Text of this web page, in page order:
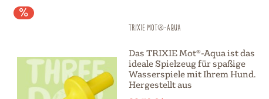
TRIXIE Mot®-Aqua
Das TRIXIE Mot®-Aqua ist das
ideale Spielzeug für spaßige
Wasserspiele mit Ihrem Hund.
Hergestellt aus